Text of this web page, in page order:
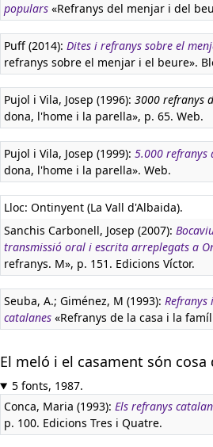
populars «Refranys del menjar i del
Puff (2014): Dites i refranys sobre el
refranys sobre el menjar i el beure».
Pujol i Vila, Josep (1996): 3000 refranys
dona, l'home i la parella», p. 65. Web.
Pujol i Vila, Josep (1999): 5.000 refranys
dona, l'home i la parella». Web.
Lloc: Ontinyent (La Vall d'Albaida).
Sanchis Carbonell, Josep (2007):
transmissió oral i escrita arreplegats a
refranys. M», p. 151. Edicions Víctor.
Seuba, A.; Giménez, M (1993): Refranys
catalanes «Refranys de la casa i la
El meló i el casament són
5 fonts, 1987.
Conca, Maria (1993): Els refranys
p. 100. Edicions Tres i Quatre.